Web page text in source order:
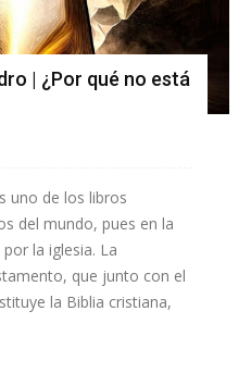
| ¿Por qué no está
uno de los libros
del mundo, pues en la
la iglesia. La
que junto con el
la Biblia cristiana,